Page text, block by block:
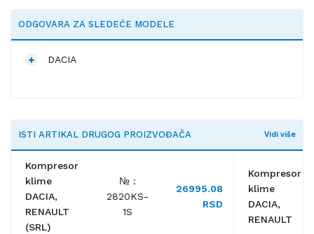
ODGOVARA ZA SLEDEĆE MODELE
DACIA
ISTI ARTIKAL DRUGOG PROIZVOĐAČA Vidi više
Kompresor
klime
DACIA,
RENAULT
(SRL)
№ :
2820KS-
1S
26995.08
RSD
Kompresor
klime
DACIA,
RENAULT